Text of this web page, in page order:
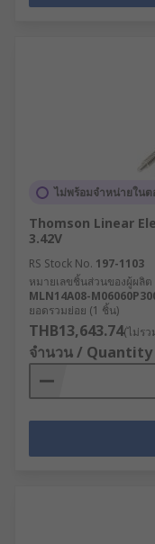
ไม่พร้อมจำหน่ายใน
Thomson Linear
3.42V
RS Stock No. 197-1103
หมายเลขชิ้นส่วนของผู้ผลิต
MLN14A08-
ยอดรวมย่อย (1 ชิ้น)
THB13,643.74(ไม่ร
จำนวน / Quantity